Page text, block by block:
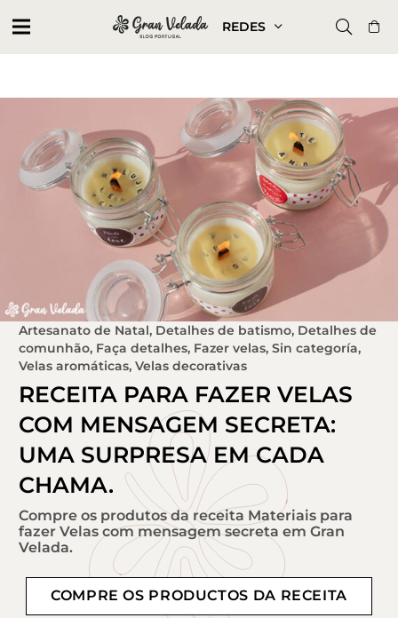
REDES
Artesanato de Natal, Detalhes de batismo, Detalhes de
comunhão, Faça detalhes, Fazer velas, Sin categoría,
Velas aromáticas, Velas decorativas
RECEITA PARA FAZER VELAS
COM MENSAGEM SECRETA:
UMA SURPRESA EM CADA
CHAMA.
Compre os produtos da receita Materiais para
fazer Velas com mensagem secreta em Gran
Velada.
COMPRE OS PRODUCTOS DA RECEITA